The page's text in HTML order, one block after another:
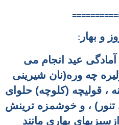
و بهار :
عید انجام می
چه وره(نان شیرینی
، قولیچه (کلوچه) حلوای
تنور) ، و خوشمزه ترینش
بهاری مانند